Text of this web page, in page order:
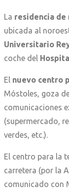
La residencia de
ubicada al
Universitario
coche del
El nuevo centro
Móstoles, goza
comunicaciones
(supermercado,
verdes, etc.).
El centro para la
carretera (por la
comunicado con